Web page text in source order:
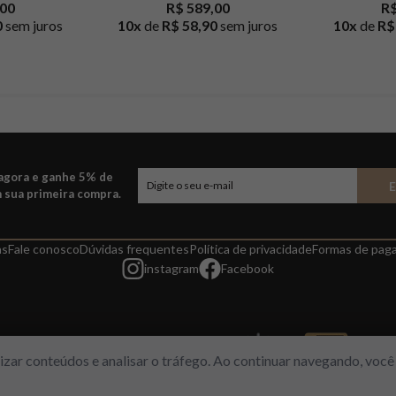
sem juros
R$ 589,00
10x de R$ 58,90sem juros
10x de
conteúdos e analisar o tráfego. Ao continuar navegando,
e ganhe 5% de
primeira compra.
Fale conoscoDúvidas frequentesPolítica de privacidadeFormas de
instagram
Facebook